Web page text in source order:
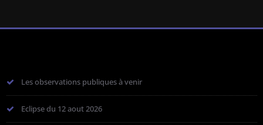
Les observations publiques à venir
Eclipse du 12 aout 2026